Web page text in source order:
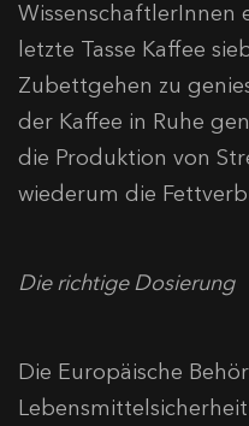
WissenschaftlerInnen
letzte Tasse Kaffee
Zubettgehen zu
der Kaffee in Ruhe
die Produktion von
wiederum die
Die richtige Dosierung
Die Europäische